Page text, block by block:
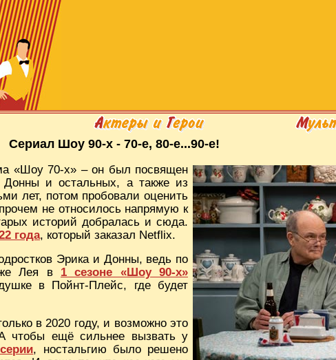
Сериал Шоу 90-х - 70-е, 80-е...90-е!
«Шоу 70-х» – он был посвящен
Донны и остальных, а также из
лет, потом пробовали оценить
не относилось напрямую к
историй добралась и сюда.
года , который заказал Netflix.
Эрика и Донны, ведь по
Лея в 1 сезоне «Шоу 90-х»
в Пойнт-Плейс, где будет
в 2020 году, и возможно это
чтобы ещё сильнее вызвать у
, ностальгию было решено